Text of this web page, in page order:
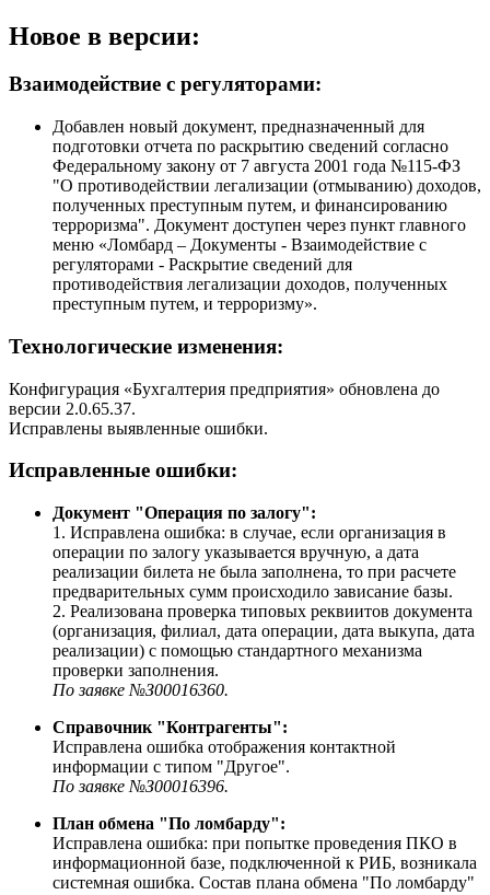
Новое в версии:
Взаимодействие с регуляторами:
Добавлен новый документ, предназначенный для
подготовки отчета по раскрытию сведений согласно
Федеральному закону от 7 августа 2001 года №115-ФЗ
"О противодействии легализации (отмыванию) доходов,
полученных преступным путем, и финансированию
терроризма". Документ доступен через пункт главного
меню «Ломбард – Документы - Взаимодействие с
регуляторами - Раскрытие сведений для
противодействия легализации доходов, полученных
преступным путем, и терроризму».
Технологические изменения:
Конфигурация «Бухгалтерия предприятия» обновлена до
версии 2.0.65.37.
Исправлены выявленные ошибки.
Исправленные ошибки:
Документ "Операция по залогу":
1. Исправлена ошибка: в случае, если организация в
операции по залогу указывается вручную, а дата
реализации билета не была заполнена, то при расчете
предварительных сумм происходило зависание базы.
2. Реализована проверка типовых реквиитов документа
(организация, филиал, дата операции, дата выкупа, дата
реализации) с помощью стандартного механизма
проверки заполнения.
По заявке №З00016360.
Справочник "Контрагенты":
Исправлена ошибка отображения контактной
информации с типом "Другое".
По заявке №З00016396.
План обмена "По ломбарду":
Исправлена ошибка: при попытке проведения ПКО в
информационной базе, подключенной к РИБ, возникала
системная ошибка. Состав плана обмена "По ломбарду"